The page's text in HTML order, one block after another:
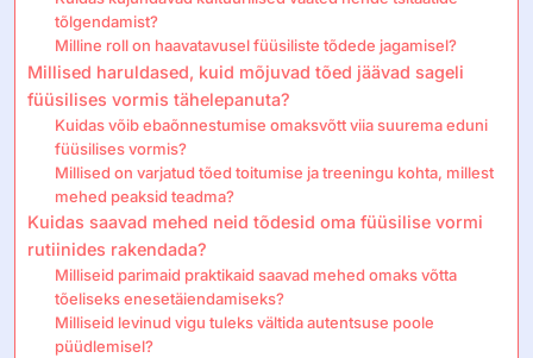
tõlgendamist?
Milline roll on haavatavusel füüsiliste tõdede jagamisel?
Millised haruldased, kuid mõjuvad tõed jäävad sageli
füüsilises vormis tähelepanuta?
Kuidas võib ebaõnnestumise omaksvõtt viia suurema eduni
füüsilises vormis?
Millised on varjatud tõed toitumise ja treeningu kohta, millest
mehed peaksid teadma?
Kuidas saavad mehed neid tõdesid oma füüsilise vormi
rutiinides rakendada?
Milliseid parimaid praktikaid saavad mehed omaks võtta
tõeliseks enesetäiendamiseks?
Milliseid levinud vigu tuleks vältida autentsuse poole
püüdlemisel?